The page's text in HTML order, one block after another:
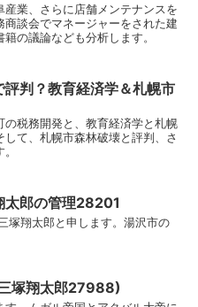
業、さらに店舗メンテナンスを
談会でマネージャーをされた建
の議論なども分析します。
判？教育経済学＆札幌市
税務開発と、教育経済学と札幌
て、札幌市森林破壊と評判、さ
太郎の管理28201
塚翔太郎と申します。湯沢市の
塚翔太郎27988)